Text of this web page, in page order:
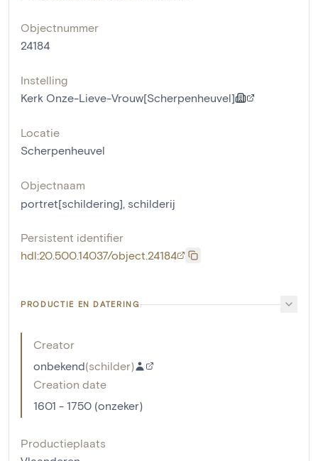
Objectnummer
24184
Instelling
Kerk Onze-Lieve-Vrouw[Scherpenheuvel]
Locatie
Scherpenheuvel
Objectnaam
portret[schildering], schilderij
Persistent identifier
hdl:20.500.14037/object.24184
PRODUCTIE EN DATERING
Creator
onbekend(schilder)
Creation date
1601 - 1750 (onzeker)
Productieplaats